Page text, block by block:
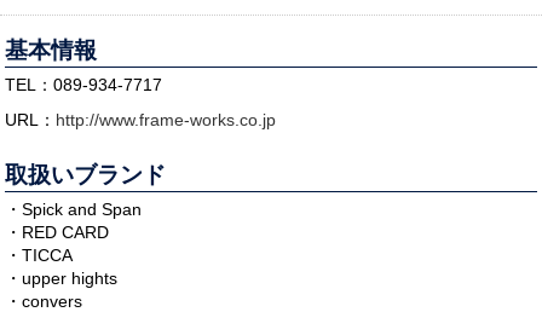
基本情報
TEL：089-934-7717
URL： http://www.frame-works.co.jp
取扱いブランド
・Spick and Span
・RED CARD
・TICCA
・upper hights
・convers